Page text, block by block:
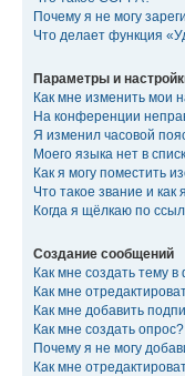
Почему я не могу
Что делает функция
Параметры и
Как мне изменить мои
На конференции
Я изменил часовой
Моего языка нет в
Как я могу поместить
Что такое звание и как
Когда я щёлкаю по
Создание сообщений
Как мне создать тему
Как мне
Как мне добавить
Как мне создать опрос?
Почему я не могу
Как мне